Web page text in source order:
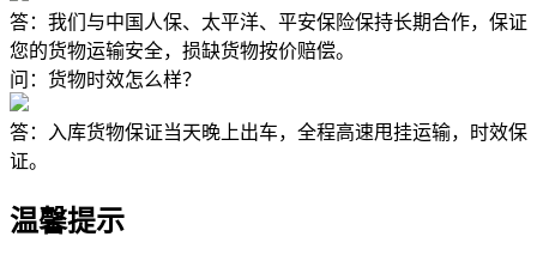
答：我们与中国人保、太平洋、平安保险保持长期合作，保证
您的货物运输安全，损缺货物按价赔偿。
问：货物时效怎么样？
答：入库货物保证当天晚上出车，全程高速甩挂运输，时效保
证。
温馨提示